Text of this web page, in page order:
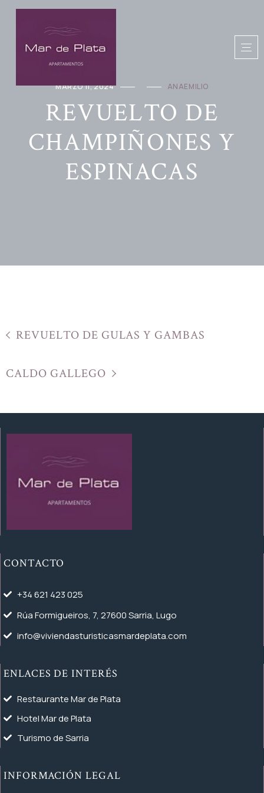
MARZO 11, 2024 ANAEMILIO
REVUELTO DE
CHAMPIÑONES Y
ESPINACAS
REVUELTO DE GULAS Y GAMBAS
CALDO GALLEGO
CONTACTO
+34 621 423 025
Rúa Formigueiros, 7, 27600 Sarria, Lugo
info@viviendasturisticasmardeplata.com
ENLACES DE INTERÉS
Restaurante Mar de Plata
Hotel Mar de Plata
Turismo de Sarria
INFORMACIÓN LEGAL